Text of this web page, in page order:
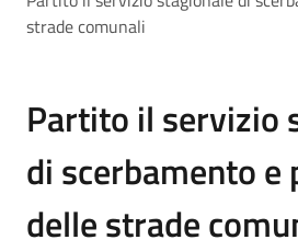
strade comunali
Partito il servizio
di scerbamento e
delle strade